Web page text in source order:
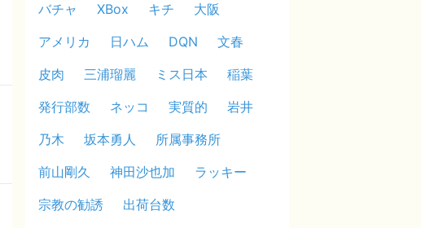
バチャ
XBox キチ
大阪
アメリカ
日ハム DQN
文春
皮肉
三浦瑠麗 ミス日本
稲葉
発行部数
ネッコ 実質的
岩井
乃木
坂本勇人
所属事務所
前山剛久
神田沙也加
ラッキー
宗教の勧誘
出荷台数